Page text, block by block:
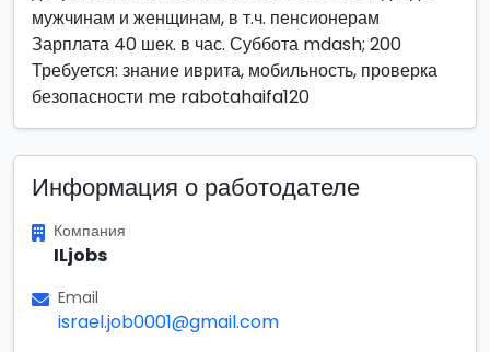
мужчинам и женщинам, в т.ч. пенсионерам
Зарплата 40 шек. в час. Суббота mdash; 200
Требуется: знание иврита, мобильность, проверка
безопасности me rabotahaifa120
Информация о работодателе
Компания
ILjobs
Email
israel.job0001@gmail.com